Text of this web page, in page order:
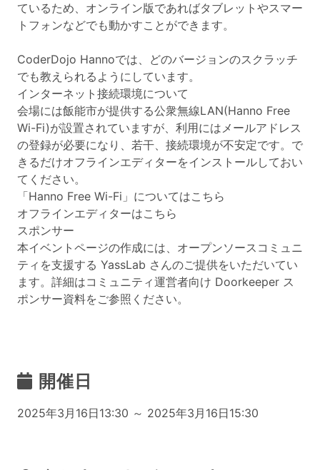
ているため、オンライン版であればタブレットやスマー
トフォンなどでも動かすことができます。
CoderDojo Hannoでは、どのバージョンのスクラッチ
でも教えられるようにしています。
インターネット接続環境について
会場には飯能市が提供する公衆無線LAN(Hanno Free
Wi-Fi)が設置されていますが、利用にはメールアドレス
の登録が必要になり、若干、接続環境が不安定です。で
きるだけオフラインエディターをインストールしておい
てください。
「Hanno Free Wi-Fi」についてはこちら
オフラインエディターはこちら
スポンサー
本イベントページの作成には、オープンソースコミュニ
ティを支援する YassLab さんのご提供をいただいてい
ます。詳細はコミュニティ運営者向け Doorkeeper ス
ポンサー資料をご参照ください。
開催日
2025年3月16日13:30 ～ 2025年3月16日15:30